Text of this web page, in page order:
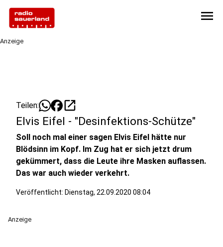
menu
Anzeige
Teilen: open_in_new
Elvis Eifel - "Desinfektions-Schütze"
Soll noch mal einer sagen Elvis Eifel hätte nur
Blödsinn im Kopf. Im Zug hat er sich jetzt drum
gekümmert, dass die Leute ihre Masken auflassen.
Das war auch wieder verkehrt.
Veröffentlicht: Dienstag, 22.09.2020 08:04
Anzeige